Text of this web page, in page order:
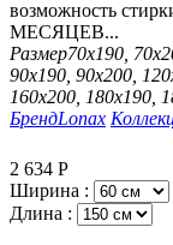
возможность
МЕСЯЦЕВ...
Размер70х190,
90х190, 90х200,
160х200, 180х190,
БрендLonax
2 634 Р
Ширина :
Длина :